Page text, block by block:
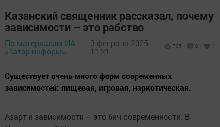
Казанский священник рассказал, почему
зависимости – это рабство
По материалам ИА
«Татар-информ»,
3 февраля 2025 -
11:21
705 0 1
Существует очень много форм современных
зависимостей: пищевая, игровая, наркотическая.
Азарт и зависимости – это бич современности. В